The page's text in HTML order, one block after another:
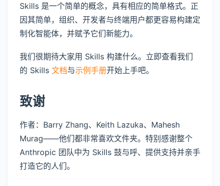
Skills 是一个简单的概念，具有相应的简单格式。正
因其简单，组织、开发者与终端用户都更容易构建定
制化智能体，并赋予它们新能力。
我们很期待大家用 Skills 构建什么。立即查看我们
的 Skills 文档与示例手册开始上手吧。
致谢
作者：Barry Zhang、Keith Lazuka、Mahesh
Murag——他们都非常喜欢文件夹。特别感谢整个
Anthropic 团队中为 Skills 鼓与呼、提供支持并亲手
打造它的人们。